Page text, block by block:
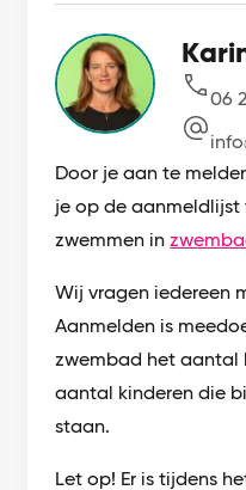
06
Door je aan te
je op de aanmeldlijst
zwemmen in
Wij vragen iedereen
Aanmelden is
zwembad het aantal
aantal kinderen die
staan.
Let op! Er is tijdens